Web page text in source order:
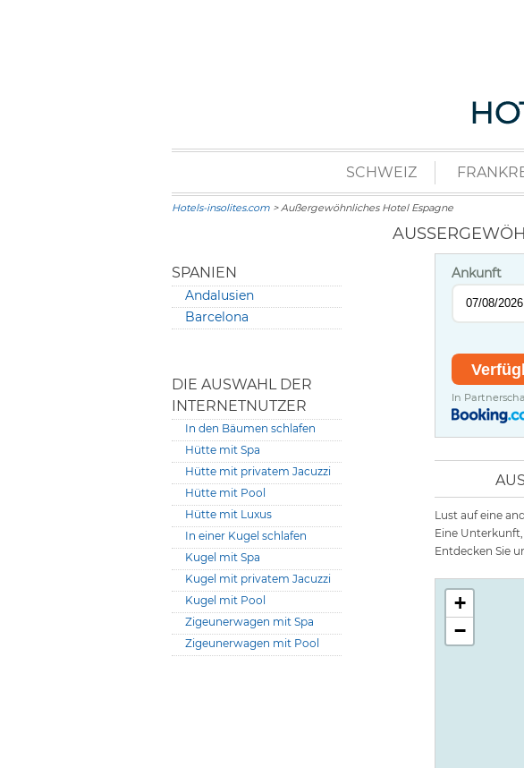
SCHWEIZ
Hotels-insolites.com > Außergewöhnliches Hotel Espagne
SPANIEN
Andalusien
Barcelona
DIE AUSWAHL DER
INTERNETNUTZER
In den Bäumen schlafen
Hütte mit Spa
Hütte mit privatem Jacuzzi
Hütte mit Pool
Hütte mit Luxus
In einer Kugel schlafen
Kugel mit Spa
Kugel mit privatem Jacuzzi
Kugel mit Pool
Zigeunerwagen mit Spa
Zigeunerwagen mit Pool
Ankunft
In
Lust auf eine
Eine
Entdecken Sie
+
−